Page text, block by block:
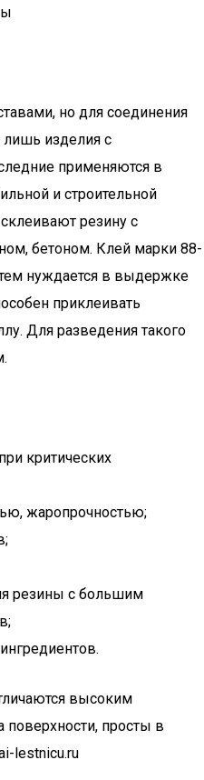
но для соединения
лишь изделия с
применяются в
и строительной
резину с
бетоном. Клей марки 88-
нуждается в выдержке
приклеивать
Для разведения такого
критических
жаропрочностью;
резины с большим
высоким
поверхности, просты в
lestnicu.ru